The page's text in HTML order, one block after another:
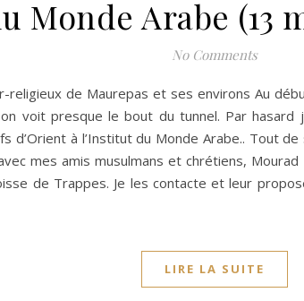
Monde Arabe (13
No Comments
religieux de Maurepas et ses environs Au
voit presque le bout du tunnel. Par
d’Orient à l’Institut du Monde Arabe.. Tout
mes amis musulmans et chrétiens, Mourad
de Trappes. Je les contacte et leur
LIRE LA SUITE